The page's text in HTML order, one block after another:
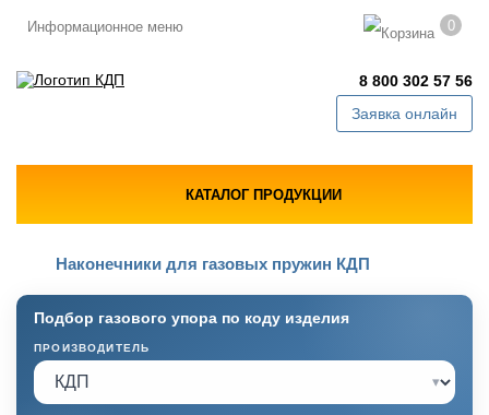
Информационное меню 0
8 800 302 57 56
Заявка онлайн
КАТАЛОГ ПРОДУКЦИИ
Наконечники для газовых пружин КДП
Подбор газового упора по коду изделия
ПРОИЗВОДИТЕЛЬ
▾